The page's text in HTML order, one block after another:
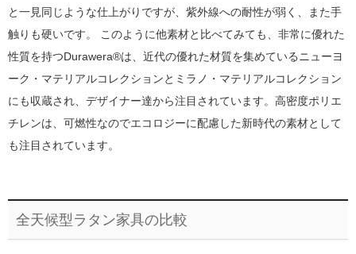
と一見同じような仕上がりですが、紫外線への耐性が弱く、また手
触りも硬いです。 このように他素材と比べてみても、非常に優れた
性質を持つDurawera®は、近代の優れた材質を集めているニューヨ
ーク・マテリアルコレクションとミラノ・マテリアルコレクション
にも収蔵され、デザイナー達から注目されています。高密度ポリエ
チレンは、可燃性なのでエコロジーに配慮した新時代の素材として
も注目されています。
全天候型ラタン家具の比較